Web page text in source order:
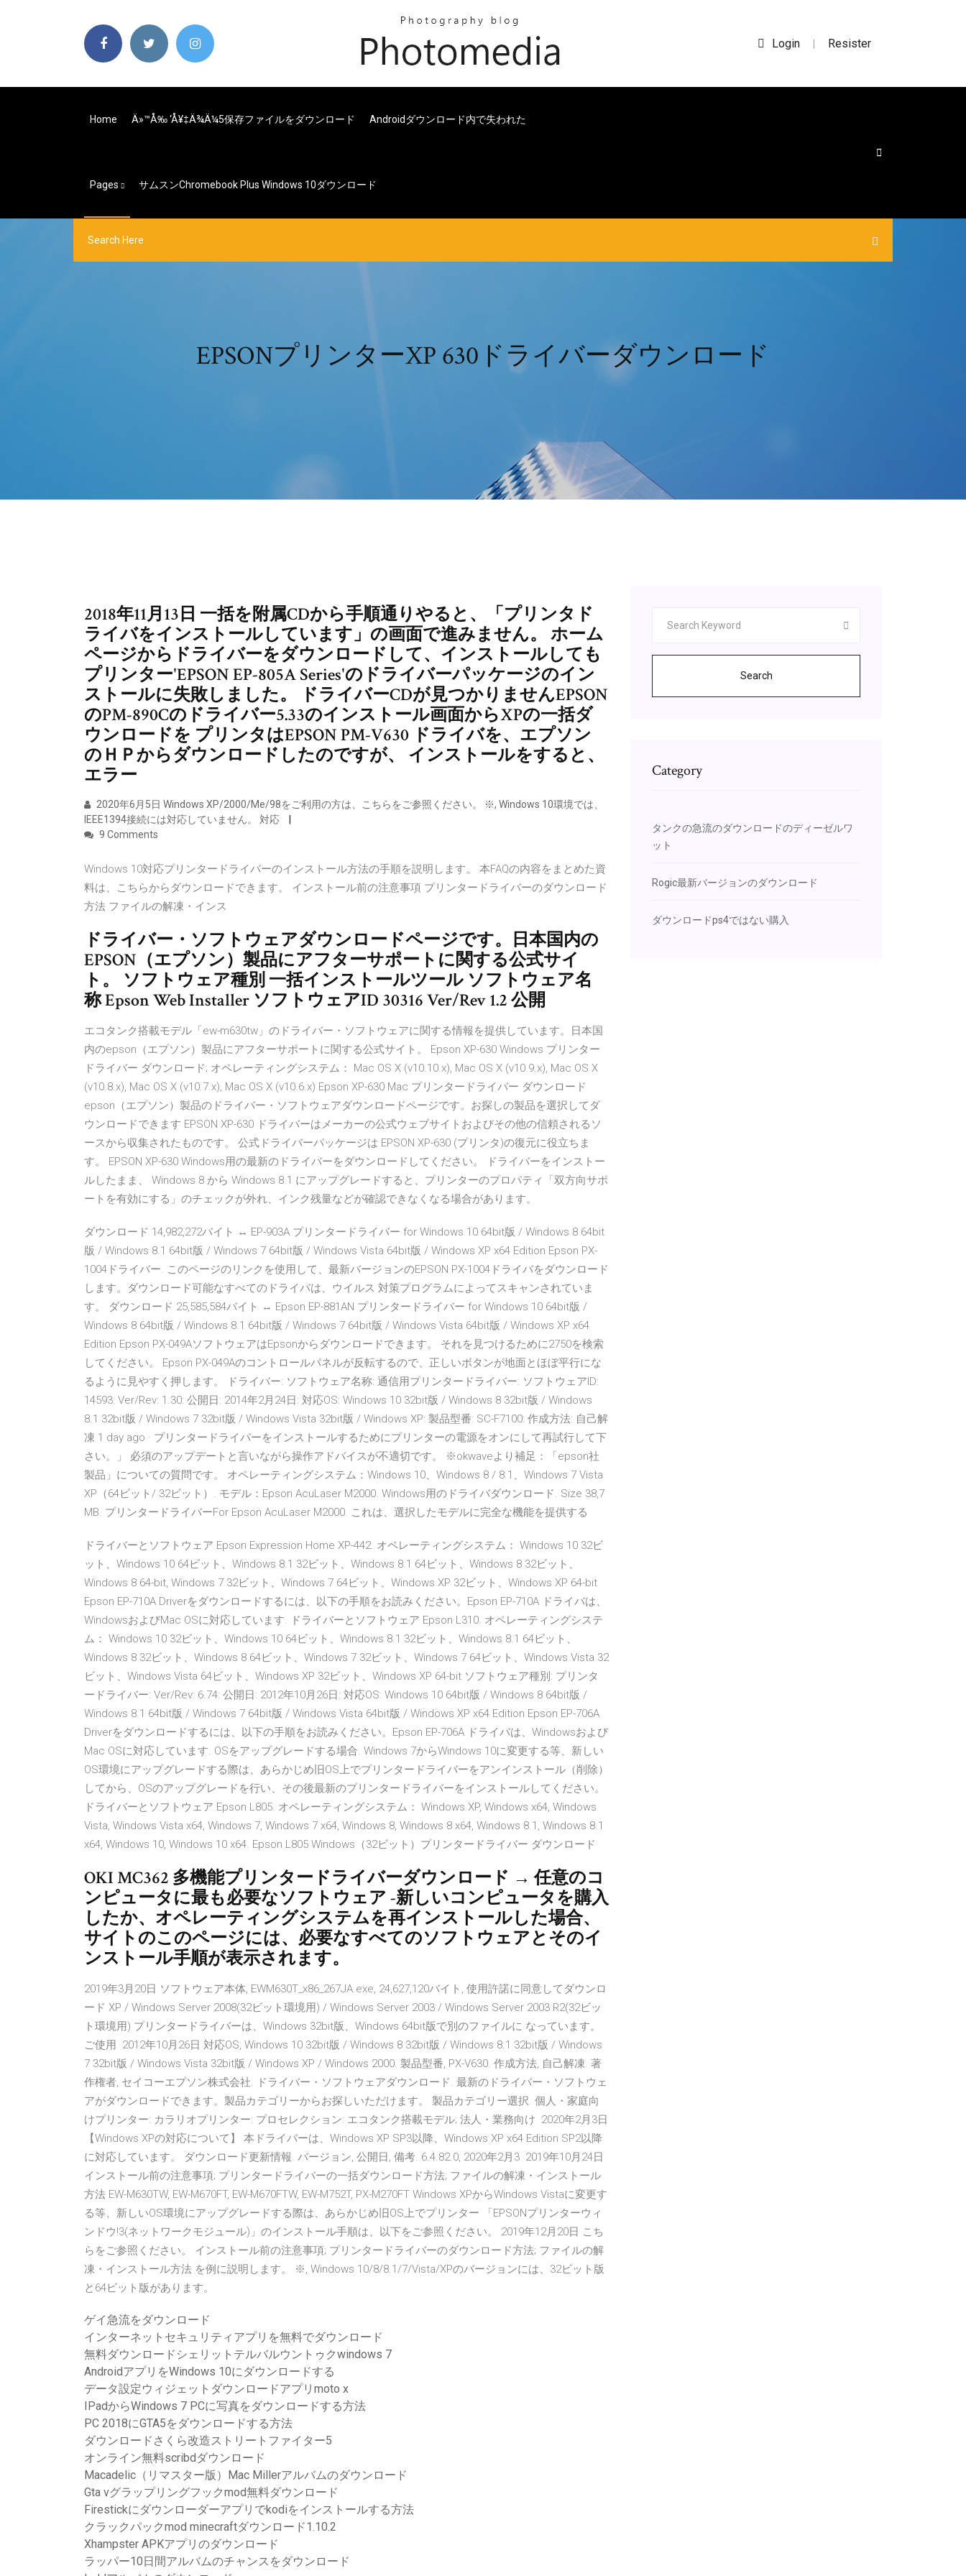
Login | Resister
Home Ä»™å‰ ‘å¥‡ä¾ä¼5保存ファイルをダウンロード Androidダウンロード内で失われた
Pages サムスンChromebook Plus Windows 10ダウンロード
EPSONプリンターXP 630ドライバーダウンロード
2018年11月13日 一括を附属CDから手順通りやると、「プリンタド
ライバをインストールしています」の画面で進みません。 ホーム
ページからドライバーをダウンロードして、インストールしても
プリンター'EPSON EP-805A Series'のドライバーパッケージのイン
ストールに失敗しました。 ドライバーCDが見つかりませんEPSON
のPM-890Cのドライバー5.33のインストール画面からXPの一括ダ
ウンロードを プリンタはEPSON PM-V630 ドライバを、エプソン
のＨＰからダウンロードしたのですが、 インストールをすると、
エラー
2020年6月5日 Windows XP/2000/Me/98をご利用の方は、こちらをご参照ください。 ※, Windows 10環境では、
IEEE1394接続には対応していません。 対応
9 Comments
Windows 10対応プリンタードライバーのインストール方法の手順を説明します。 本FAQの内容をまとめた資
料は、こちらからダウンロードできます。 インストール前の注意事項 プリンタードライバーのダウンロード
方法 ファイルの解凍・インス
ドライバー・ソフトウェアダウンロードページです。日本国内の
EPSON（エプソン）製品にアフターサポートに関する公式サイ
ト。 ソフトウェア種別 一括インストールツール ソフトウェア名
称 Epson Web Installer ソフトウェアID 30316 Ver/Rev 1.2 公開
エコタンク搭載モデル「ew-m630tw」のドライバー・ソフトウェアに関する情報を提供しています。日本国
内のepson（エプソン）製品にアフターサポートに関する公式サイト。 Epson XP-630 Windows プリンター
ドライバー ダウンロード; オペレーティングシステム： Mac OS X (v10.10.x), Mac OS X (v10.9.x), Mac OS X
(v10.8.x), Mac OS X (v10.7.x), Mac OS X (v10.6.x) Epson XP-630 Mac プリンタードライバー ダウンロード
epson（エプソン）製品のドライバー・ソフトウェアダウンロードページです。お探しの製品を選択してダ
ウンロードできます EPSON XP-630 ドライバーはメーカーの公式ウェブサイトおよびその他の信頼されるソ
ースから収集されたものです。 公式ドライバーパッケージは EPSON XP-630 (プリンタ)の復元に役立ちま
す。 EPSON XP-630 Windows用の最新のドライバーをダウンロードしてください。 ドライバーをインストー
ルしたまま、 Windows 8 から Windows 8.1 にアップグレードすると、プリンターのプロパティ「双方向サポ
ートを有効にする」のチェックが外れ、インク残量などが確認できなくなる場合があります。
ダウンロード 14,982,272バイト ↔ EP-903A プリンタードライバー for Windows 10 64bit版 / Windows 8 64bit
版 / Windows 8.1 64bit版 / Windows 7 64bit版 / Windows Vista 64bit版 / Windows XP x64 Edition Epson PX-
1004ドライバー. このページのリンクを使用して、最新バージョンのEPSON PX-1004ドライバをダウンロード
します。ダウンロード可能なすべてのドライバは、ウイルス 対策プログラムによってスキャンされていま
す。 ダウンロード 25,585,584バイト ↔ Epson EP-881AN プリンタードライバー for Windows 10 64bit版 /
Windows 8 64bit版 / Windows 8.1 64bit版 / Windows 7 64bit版 / Windows Vista 64bit版 / Windows XP x64
Edition Epson PX-049AソフトウェアはEpsonからダウンロードできます。 それを見つけるために2750を検索
してください。 Epson PX-049Aのコントロールパネルが反転するので、正しいボタンが地面とほぼ平行にな
るように見やすく押します。 ドライバー: ソフトウェア名称: 通信用プリンタードライバー: ソフトウェアID:
14593: Ver/Rev: 1.30: 公開日: 2014年2月24日: 対応OS: Windows 10 32bit版 / Windows 8 32bit版 / Windows
8.1 32bit版 / Windows 7 32bit版 / Windows Vista 32bit版 / Windows XP: 製品型番: SC-F7100: 作成方法: 自己解
凍 1 day ago · プリンタードライバーをインストールするためにプリンターの電源をオンにして再試行して下
さい。」 必須のアップデートと言いながら操作アドバイスが不適切です。 ※okwaveより補足：「epson社
製品」についての質問です。 オペレーティングシステム：Windows 10、Windows 8 / 8.1、Windows 7 Vista
XP（64ビット/ 32ビット）. モデル：Epson AcuLaser M2000. Windows用のドライバダウンロード. Size 38,7
MB. プリンタードライバーFor Epson AcuLaser M2000. これは、選択したモデルに完全な機能を提供する
ドライバーとソフトウェア Epson Expression Home XP-442. オペレーティングシステム： Windows 10 32ビ
ット、Windows 10 64ビット、Windows 8.1 32ビット、Windows 8.1 64ビット、Windows 8 32ビット、
Windows 8 64-bit, Windows 7 32ビット、Windows 7 64ビット、Windows XP 32ビット、Windows XP 64-bit
Epson EP-710A Driverをダウンロードするには、以下の手順をお読みください。Epson EP-710A ドライバは、
WindowsおよびMac OSに対応しています. ドライバーとソフトウェア Epson L310. オペレーティングシステ
ム： Windows 10 32ビット、Windows 10 64ビット、Windows 8.1 32ビット、Windows 8.1 64ビット、
Windows 8 32ビット、Windows 8 64ビット、Windows 7 32ビット、Windows 7 64ビット、Windows Vista 32
ビット、Windows Vista 64ビット、Windows XP 32ビット、Windows XP 64-bit ソフトウェア種別: プリンタ
ードライバー: Ver/Rev: 6.74: 公開日: 2012年10月26日: 対応OS: Windows 10 64bit版 / Windows 8 64bit版 /
Windows 8.1 64bit版 / Windows 7 64bit版 / Windows Vista 64bit版 / Windows XP x64 Edition Epson EP-706A
Driverをダウンロードするには、以下の手順をお読みください。Epson EP-706A ドライバは、Windowsおよび
Mac OSに対応しています. OSをアップグレードする場合. Windows 7からWindows 10に変更する等、新しい
OS環境にアップグレードする際は、あらかじめ旧OS上でプリンタードライバーをアンインストール（削除）
してから、OSのアップグレードを行い、その後最新のプリンタードライバーをインストールしてください。
ドライバーとソフトウェア Epson L805. オペレーティングシステム： Windows XP, Windows x64, Windows
Vista, Windows Vista x64, Windows 7, Windows 7 x64, Windows 8, Windows 8 x64, Windows 8.1, Windows 8.1
x64, Windows 10, Windows 10 x64. Epson L805 Windows（32ビット）プリンタードライバー ダウンロード
OKI MC362 多機能プリンタードライバーダウンロード → 任意のコ
ンピュータに最も必要なソフトウェア -新しいコンピュータを購入
したか、オペレーティングシステムを再インストールした場合、
サイトのこのページには、必要なすべてのソフトウェアとそのイ
ンストール手順が表示されます。
2019年3月20日 ソフトウェア本体, EWM630T_x86_267JA.exe, 24,627,120バイト, 使用許諾に同意してダウンロ
ード XP / Windows Server 2008(32ビット環境用) / Windows Server 2003 / Windows Server 2003 R2(32ビッ
ト環境用) プリンタードライバーは、Windows 32bit版、Windows 64bit版で別のファイルに なっています。
ご使用 2012年10月26日 対応OS, Windows 10 32bit版 / Windows 8 32bit版 / Windows 8.1 32bit版 / Windows
7 32bit版 / Windows Vista 32bit版 / Windows XP / Windows 2000. 製品型番, PX-V630. 作成方法, 自己解凍. 著
作権者, セイコーエプソン株式会社. ドライバー・ソフトウェアダウンロード. 最新のドライバー・ソフトウェ
アがダウンロードできます。製品カテゴリーからお探しいただけます。 製品カテゴリー選択. 個人・家庭向
けプリンター: カラリオプリンター: プロセレクション: エコタンク搭載モデル; 法人・業務向け 2020年2月3日
【Windows XPの対応について】 本ドライバーは、Windows XP SP3以降、Windows XP x64 Edition SP2以降
に対応しています。 ダウンロード更新情報. バージョン, 公開日, 備考. 6.4.82.0, 2020年2月3 2019年10月24日
インストール前の注意事項; プリンタードライバーの一括ダウンロード方法; ファイルの解凍・インストール
方法 EW-M630TW, EW-M670FT, EW-M670FTW, EW-M752T, PX-M270FT Windows XPからWindows Vistaに変更す
る等、新しいOS環境にアップグレードする際は、あらかじめ旧OS上でプリンター 「EPSONプリンターウィ
ンドウ!3(ネットワークモジュール)」のインストール手順は、以下をご参照ください。 2019年12月20日 こち
らをご参照ください。 インストール前の注意事項; プリンタードライバーのダウンロード方法; ファイルの解
凍・インストール方法 を例に説明します。 ※, Windows 10/8/8.1/7/Vista/XPのバージョンには、32ビット版
と64ビット版があります。
ゲイ急流をダウンロード
インターネットセキュリティアプリを無料でダウンロード
無料ダウンロードシェリットテルバルウントゥクwindows 7
AndroidアプリをWindows 10にダウンロードする
データ設定ウィジェットダウンロードアプリmoto x
IPadからWindows 7 PCに写真をダウンロードする方法
PC 2018にGTA5をダウンロードする方法
ダウンロードさくら改造ストリートファイター5
オンライン無料scribdダウンロード
Macadelic（リマスター版）Mac Millerアルバムのダウンロード
Gta vグラップリングフックmod無料ダウンロード
Firestickにダウンローダーアプリでkodiをインストールする方法
クラックパックmod minecraftダウンロード1.10.2
Xhampster APKアプリのダウンロード
ラッパー10日間アルバムのチャンスをダウンロード
Search
Category
タンクの急流のダウンロードのディーゼルワ
ット
Rogic最新バージョンのダウンロード
ダウンロードps4ではない購入